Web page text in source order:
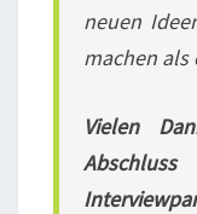
neuen
machen als
Vielen